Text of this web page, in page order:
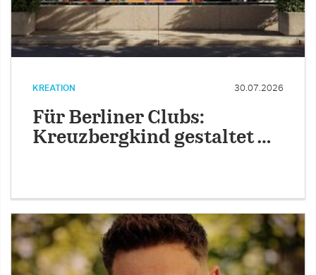
KREATION 30.07.2026
Für Berliner Clubs:
Kreuzbergkind gestaltet …